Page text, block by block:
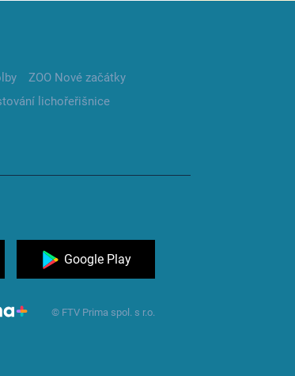
ZOO Nové začátky
lichořeřišnice
Google Play
© FTV Prima spol. s r.o.